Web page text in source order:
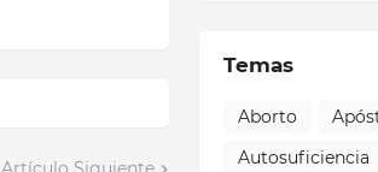
Temas
Aborto
Autosuficiencia